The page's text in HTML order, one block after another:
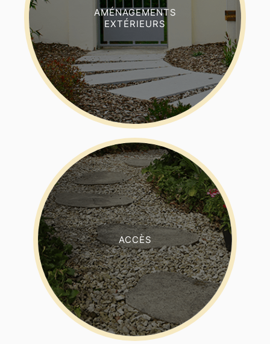
AMÉNAGEMENTS
EXTÉRIEURS
ACCÈS